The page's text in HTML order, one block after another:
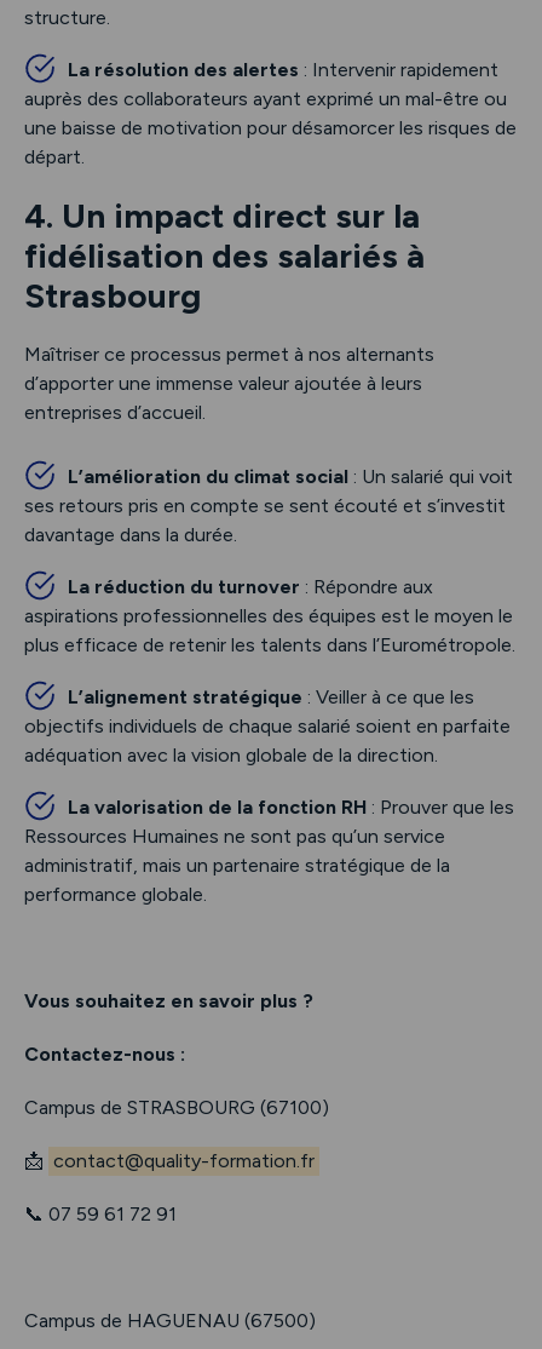
structure.
La résolution des alertes : Intervenir rapidement
auprès des collaborateurs ayant exprimé un mal-être ou
une baisse de motivation pour désamorcer les risques de
départ.
4. Un impact direct sur la
fidélisation des salariés à
Strasbourg
Maîtriser ce processus permet à nos alternants
d’apporter une immense valeur ajoutée à leurs
entreprises d’accueil.
L’amélioration du climat social : Un salarié qui voit
ses retours pris en compte se sent écouté et s’investit
davantage dans la durée.
La réduction du turnover : Répondre aux
aspirations professionnelles des équipes est le moyen le
plus efficace de retenir les talents dans l’Eurométropole.
L’alignement stratégique : Veiller à ce que les
objectifs individuels de chaque salarié soient en parfaite
adéquation avec la vision globale de la direction.
La valorisation de la fonction RH : Prouver que les
Ressources Humaines ne sont pas qu’un service
administratif, mais un partenaire stratégique de la
performance globale.
Vous souhaitez en savoir plus ?
Contactez-nous :
Campus de STRASBOURG (67100)
📩 contact@quality-formation.fr
📞 07 59 61 72 91
Campus de HAGUENAU (67500)